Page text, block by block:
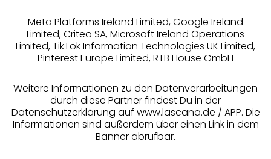
°Punkte sammeln
Ratenkauf **
Meta Platforms Ireland Limited, Google Ireland
Limited, Criteo SA, Microsoft Ireland Operations
Limited, TikTok Information Technologies UK Limited,
Pinterest Europe Limited, RTB House GmbH
Weitere Informationen zu den Datenverarbeitungen
durch diese Partner findest Du in der
Datenschutzerklärung auf www.lascana.de / APP. Die
Informationen sind außerdem über einen Link in dem
Banner abrufbar.